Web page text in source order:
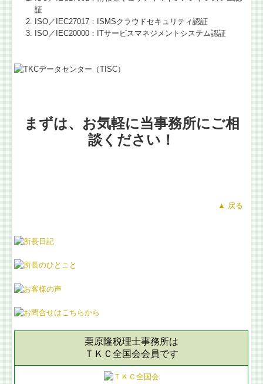
栗原隆税理士事務所は
ＴＫＣ全国会会員です
証
ISO／IEC27017：ISMSクラウドセキュリティ認証
ISO／IEC20000：ITサービスマネジメントシステム認証
まずは、お気軽に当事務所にご相
談ください！
▲ 戻る